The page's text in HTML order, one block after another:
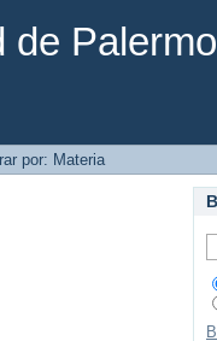
de Palermo
por: Materia